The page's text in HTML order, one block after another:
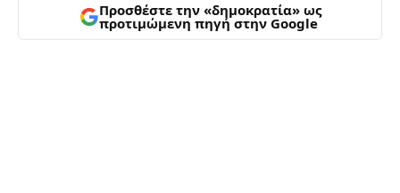
Προσθέστε την «δημοκρατία» ως
προτιμώμενη πηγή στην Google